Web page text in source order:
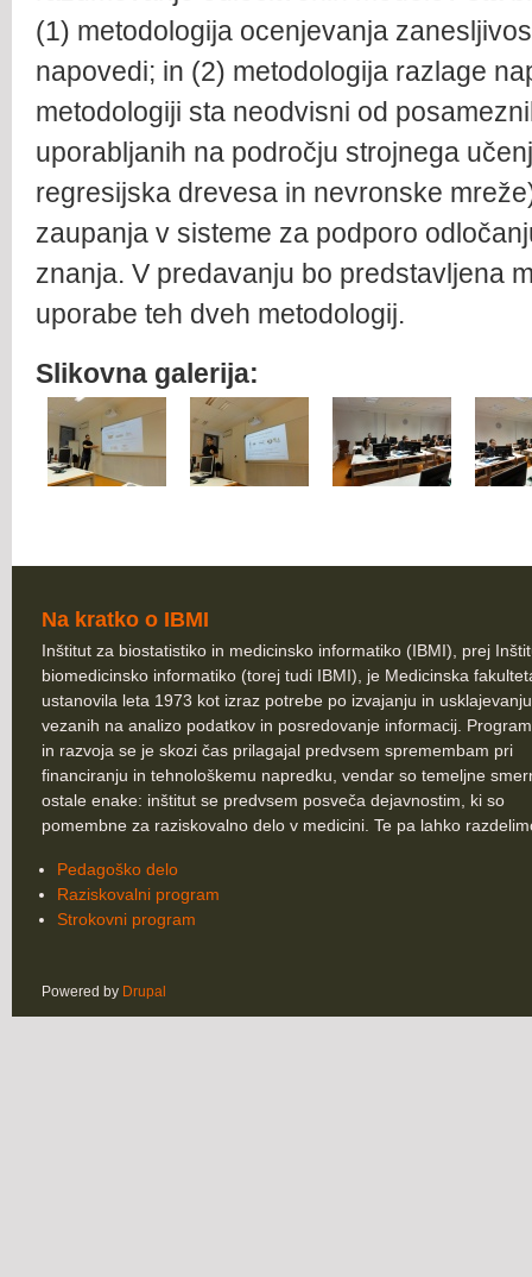
(1) metodologija ocenjevanja
napovedi; in (2) metodologija razlage
metodologiji sta neodvisni od
uporabljanih na področju strojnega
regresijska drevesa in nevronske
zaupanja v sisteme za podporo
znanja. V predavanju bo predstavljena
uporabe teh dveh metodologij.
Slikovna galerija:
Na kratko o IBMI
Inštitut za biostatistiko in medicinsko informatiko (IBMI), prej
biomedicinsko informatiko (torej tudi IBMI), je Medicinska
ustanovila leta 1973 kot izraz potrebe po izvajanju in
vezanih na analizo podatkov in posredovanje informacij.
in razvoja se je skozi čas prilagajal predvsem spremembam pri
financiranju in tehnološkemu napredku, vendar so temeljne
ostale enake: inštitut se predvsem posveča dejavnostim, ki so
pomembne za raziskovalno delo v medicini. Te pa lahko
Pedagoško delo
Raziskovalni program
Strokovni program
Powered by Drupal